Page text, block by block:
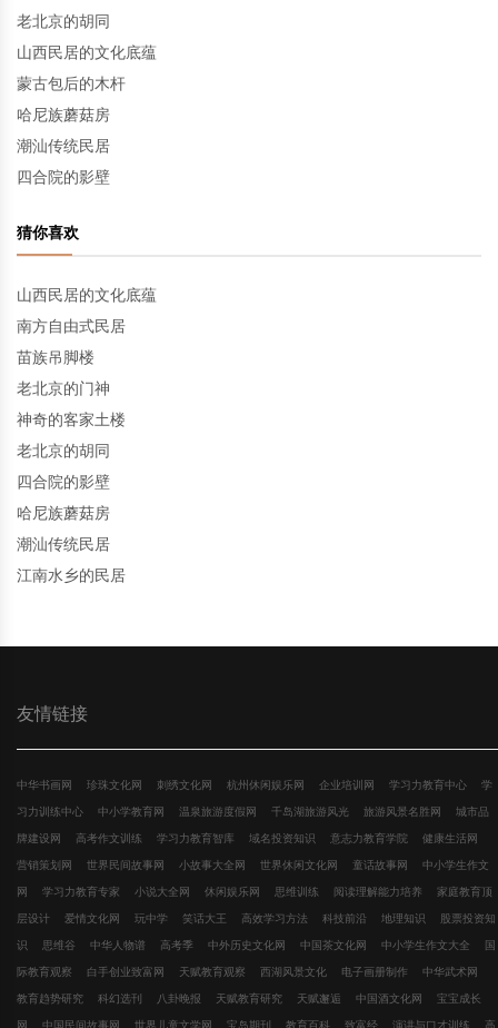
老北京的胡同
山西民居的文化底蕴
蒙古包后的木杆
哈尼族蘑菇房
潮汕传统民居
四合院的影壁
猜你喜欢
山西民居的文化底蕴
南方自由式民居
苗族吊脚楼
老北京的门神
神奇的客家土楼
老北京的胡同
四合院的影壁
哈尼族蘑菇房
潮汕传统民居
江南水乡的民居
友情链接
中华书画网 珍珠文化网 刺绣文化网 杭州休闲娱乐网 企业培训网 学习力教育中心 学
习力训练中心 中小学教育网 温泉旅游度假网 千岛湖旅游风光 旅游风景名胜网 城市品
牌建设网 高考作文训练 学习力教育智库 域名投资知识 意志力教育学院 健康生活网
营销策划网 世界民间故事网 小故事大全网 世界休闲文化网 童话故事网 中小学生作文
网 学习力教育专家 小说大全网 休闲娱乐网 思维训练 阅读理解能力培养 家庭教育顶
层设计 爱情文化网 玩中学 笑话大王 高效学习方法 科技前沿 地理知识 股票投资知
识 思维谷 中华人物谱 高考季 中外历史文化网 中国茶文化网 中小学生作文大全 国
际教育观察 白手创业致富网 天赋教育观察 西湖风景文化 电子画册制作 中华武术网
教育趋势研究 科幻选刊 八卦晚报 天赋教育研究 天赋邂逅 中国酒文化网 宝宝成长
网 中国民间故事网 世界儿童文学网 宝岛期刊 教育百科 致富经 演讲与口才训练 高